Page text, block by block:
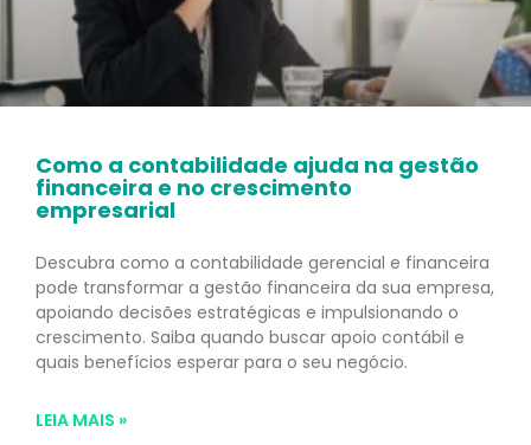
Como a contabilidade ajuda na gestão
financeira e no crescimento
empresarial
Descubra como a contabilidade gerencial e financeira
pode transformar a gestão financeira da sua empresa,
apoiando decisões estratégicas e impulsionando o
crescimento. Saiba quando buscar apoio contábil e
quais benefícios esperar para o seu negócio.
LEIA MAIS »